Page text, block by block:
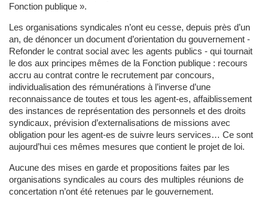
Fonction publique ».
Les organisations syndicales n’ont eu cesse, depuis près d’un
an, de dénoncer un document d’orientation du gouvernement -
Refonder le contrat social avec les agents publics - qui tournait
le dos aux principes mêmes de la Fonction publique : recours
accru au contrat contre le recrutement par concours,
individualisation des rémunérations à l’inverse d’une
reconnaissance de toutes et tous les agent-es, affaiblissement
des instances de représentation des personnels et des droits
syndicaux, prévision d’externalisations de missions avec
obligation pour les agent-es de suivre leurs services… Ce sont
aujourd’hui ces mêmes mesures que contient le projet de loi.
Aucune des mises en garde et propositions faites par les
organisations syndicales au cours des multiples réunions de
concertation n’ont été retenues par le gouvernement.